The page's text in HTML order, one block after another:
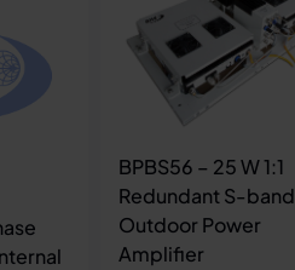
BPBS56 – 25 W 1:1
Redundant S-band
Outdoor Power
Amplifier